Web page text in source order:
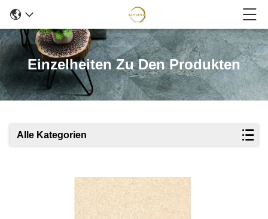
Einzelheiten Zu Den Produkten
Alle Kategorien